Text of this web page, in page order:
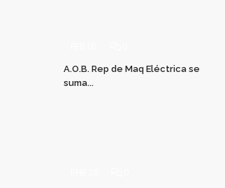
A.O.B. Rep de Maq Eléctrica se
suma...